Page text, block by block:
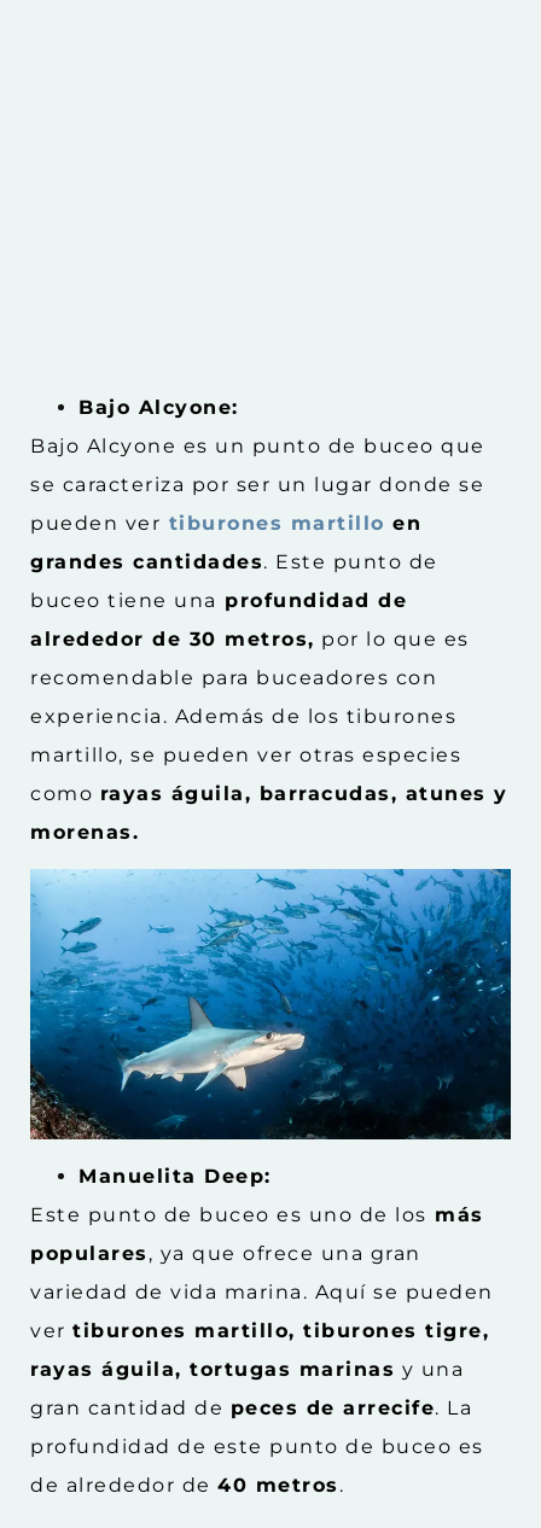
Bajo Alcyone:
Bajo Alcyone es un punto de buceo que
se caracteriza por ser un lugar donde se
pueden ver tiburones martillo en
grandes cantidades. Este punto de
buceo tiene una profundidad de
alrededor de 30 metros, por lo que es
recomendable para buceadores con
experiencia. Además de los tiburones
martillo, se pueden ver otras especies
como rayas águila, barracudas, atunes y
morenas.
Manuelita Deep:
Este punto de buceo es uno de los más
populares , ya que ofrece una gran
variedad de vida marina. Aquí se pueden
ver tiburones martillo, tiburones tigre,
rayas águila, tortugas marinas y una
gran cantidad de peces de arrecife. La
profundidad de este punto de buceo es
de alrededor de 40 metros .